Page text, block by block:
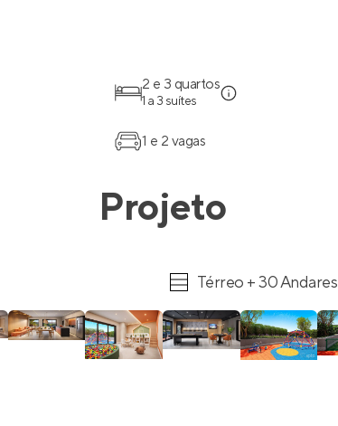
2 e 3 quartos
1 a 3 suítes
1 e 2 vagas
Projeto
Térreo + 30 Andares